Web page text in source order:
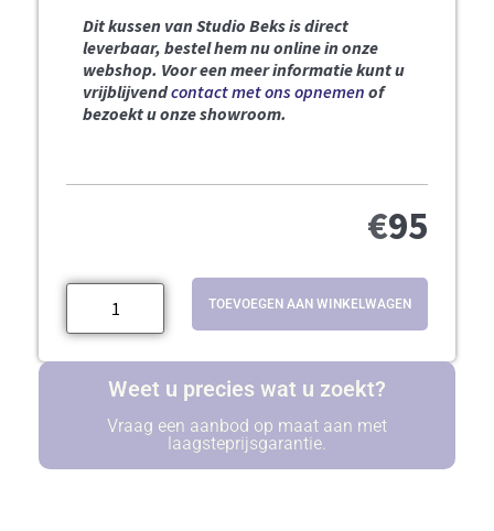
Dit kussen van Studio Beks is direct
leverbaar, bestel hem nu online in onze
webshop. Voor een meer informatie kunt u
vrijblijvendcontact met ons opnemen of
bezoekt u onze showroom.
€95
TOEVOEGEN AAN WINKELWAGEN
Weet u precies wat u zoekt?
Vraag een aanbod op maat aan met
laagsteprijsgarantie.